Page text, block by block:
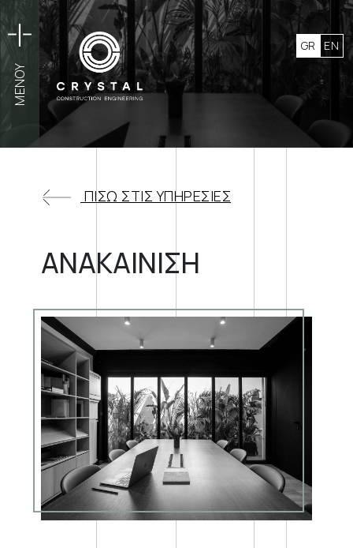
ΜΕΝΟΥ
ΜΕΝΟΥ
GR EN
ΠΙΣΩ ΣΤΙΣ ΥΠΗΡΕΣΙΕΣ
ΑΝΑΚΑΙΝΙΣΗ